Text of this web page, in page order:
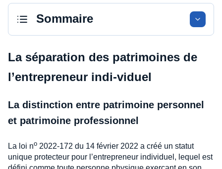
Sommaire
La séparation des patrimoines de
l’entrepreneur indi-viduel
La distinction entre patrimoine personnel
et patrimoine professionnel
La loi no 2022-172 du 14 février 2022 a créé un statut
unique protecteur pour l’entrepreneur individuel, lequel est